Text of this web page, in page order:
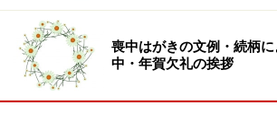
感を与えてしまうのか
よく使われがちな言葉だからこそ、注意が
喪中はがきの文例・続柄
中・年賀欠礼の挨拶